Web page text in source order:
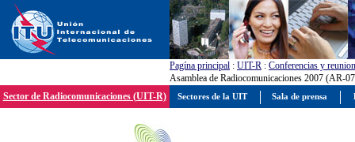
Pagína principal : UIT-R : Conferencias y
Asamblea de Radiocomunicaciones 2007 (AR-
Sector de Radiocomunicaciones (UIT-R)
Sectores de la UIT Sala de prensa